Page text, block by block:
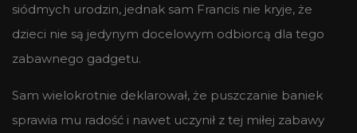
siódmych urodzin, jednak sam Francis nie kryje, że
dzieci nie są jedynym docelowym odbiorcą dla tego
zabawnego gadgetu.
Sam wielokrotnie deklarował, że puszczanie baniek
sprawia mu radość i nawet uczynił z tej miłej zabawy